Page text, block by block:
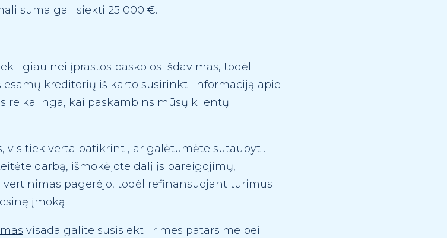
suma gali siekti 25 000 €.
ilgiau nei įprastos paskolos išdavimas, todėl
kreditorių iš karto susirinkti informaciją apie
reikalinga, kai paskambins mūsų klientų
vis tiek verta patikrinti, ar galėtumėte sutaupyti.
darbą, išmokėjote dalį įsipareigojimų,
pagerėjo, todėl refinansuojant turimus
įmoką.
visada galite susisiekti ir mes patarsime bei